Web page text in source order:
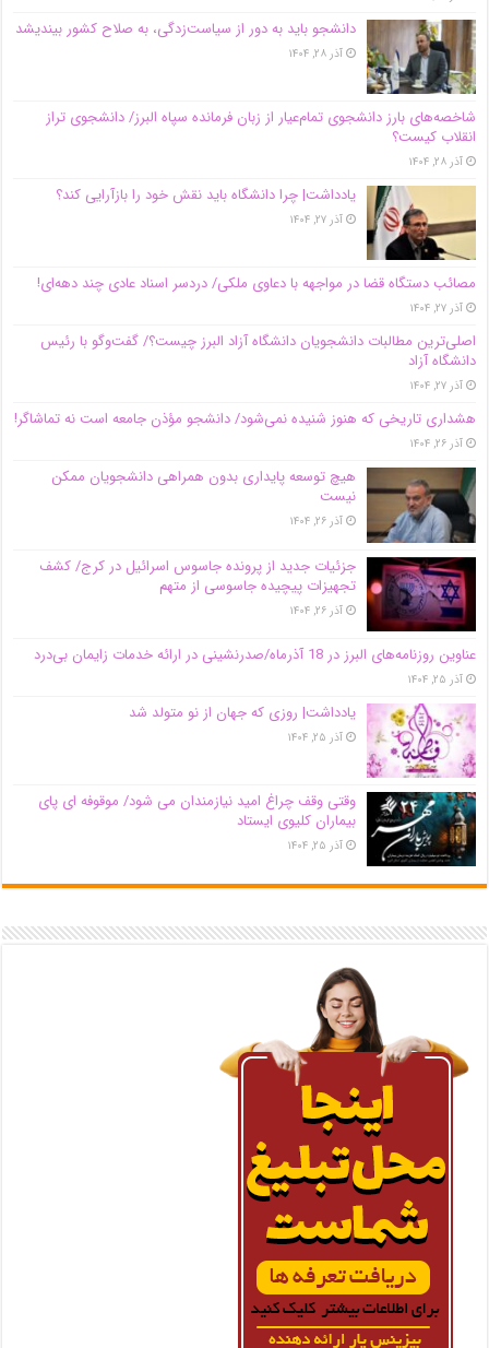
دانشجو باید به دور از سیاست‌زدگی، به صلاح کشور بیندیشد
آذر ۲۸, ۱۴۰۴
شاخصه‌های بارز دانشجوی تمام‌عیار از زبان فرمانده سپاه البرز/ دانشجوی تراز
انقلاب کیست؟
آذر ۲۸, ۱۴۰۴
یادداشت| چرا دانشگاه باید نقش خود را بازآرایی کند؟
آذر ۲۷, ۱۴۰۴
مصائب دستگاه قضا در مواجهه با دعاوی ملکی/ دردسر اسناد عادی چند‌ دهه‌ای!
آذر ۲۷, ۱۴۰۴
اصلی‌ترین مطالبات دانشجویان دانشگاه آزاد البرز چیست؟/ گفت‌وگو با رئیس
دانشگاه آز‌اد
آذر ۲۷, ۱۴۰۴
هشداری تاریخی که هنوز شنیده نمی‌شود/ دانشجو مؤذن جامعه است نه تماشاگر!
آذر ۲۶, ۱۴۰۴
هیچ توسعه پایداری بدون همراهی دانشجویان ممکن
نیست
آذر ۲۶, ۱۴۰۴
جزئیات جدید از پرونده جاسوس اسرائیل در کرج/‌ کشف
تجهیزات پیچیده جاسوسی از متهم
آذر ۲۶, ۱۴۰۴
عناوین روزنامه‌های البرز در ‌18 آذرماه/صدرنشینی در ارائه خدمات زایمان بی‌درد
آذر ۲۵, ۱۴۰۴
یادداشت| روزی که جهان از نو متولد شد
آذر ۲۵, ۱۴۰۴
وقتی وقف چراغ امید نیازمندان می شود/ موقوفه ای پای
بیماران کلیوی ایستاد
آذر ۲۵, ۱۴۰۴